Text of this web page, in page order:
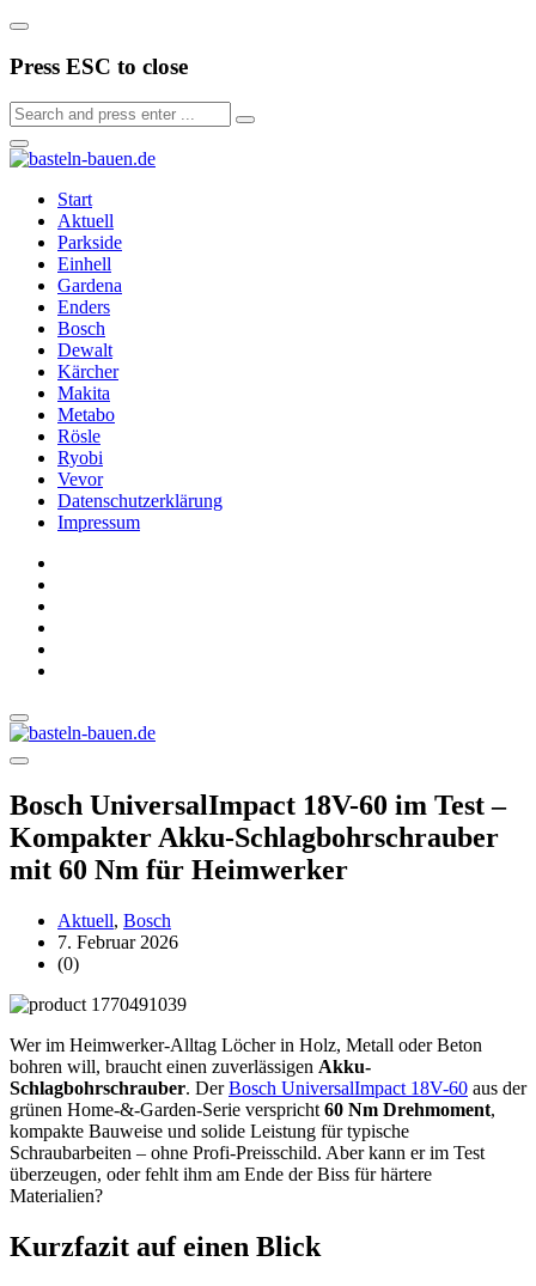
Press ESC to close
Start
Aktuell
Parkside
Einhell
Gardena
Enders
Bosch
Dewalt
Kärcher
Makita
Metabo
Rösle
Ryobi
Vevor
Datenschutzerklärung
Impressum
Bosch UniversalImpact 18V-60 im Test –
Kompakter Akku-Schlagbohrschrauber
mit 60 Nm für Heimwerker
Aktuell, Bosch
7. Februar 2026
(0)
Wer im Heimwerker-Alltag Löcher in Holz, Metall oder Beton
bohren will, braucht einen zuverlässigen Akku-
Schlagbohrschrauber. DerBosch UniversalImpact 18V-60 aus der
grünen Home-&-Garden-Serie verspricht 60 Nm Drehmoment,
kompakte Bauweise und solide Leistung für typische
Schraubarbeiten – ohne Profi-Preisschild. Aber kann er im Test
überzeugen, oder fehlt ihm am Ende der Biss für härtere
Materialien?
Kurzfazit auf einen Blick